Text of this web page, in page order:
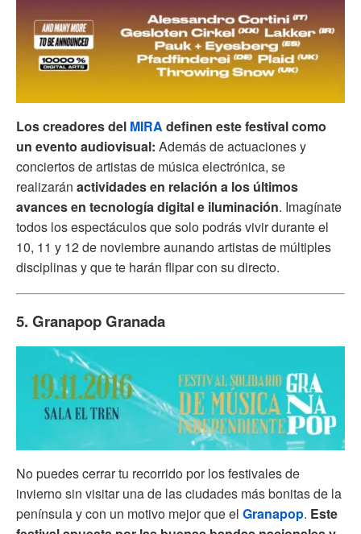
Los creadores del MIRA definen estefestival como
un evento audiovisual: Además de actuaciones y
conciertos de artistas de música electrónica, se
realizarán actividades en relación a los últimos
avances en tecnología digital e iluminación. Imagínate
todos los espectáculos que solo podrás vivir durante el
10, 11 y 12 de noviembre aunando artistas de múltiples
disciplinas y que te harán flipar con su directo.
5. Granapop Granada
No puedes cerrar tu recorrido por los festivales de
invierno sin visitar una de las ciudades más bonitas de la
península y con un motivo mejor que el Granapop. Este